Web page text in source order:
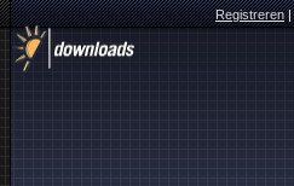
Registreren|